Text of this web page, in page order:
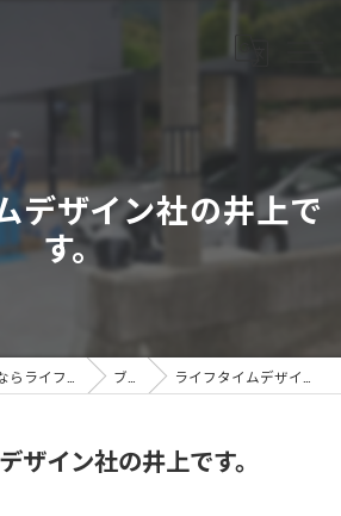
デザイン社の井上で
す。
ブログ ライフタイムデザイン社の井上です。
ザイン社の井上です。